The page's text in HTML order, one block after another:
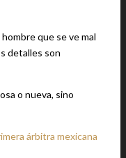
que se ve mal
detalles son
o nueva, sino
árbitra mexicana